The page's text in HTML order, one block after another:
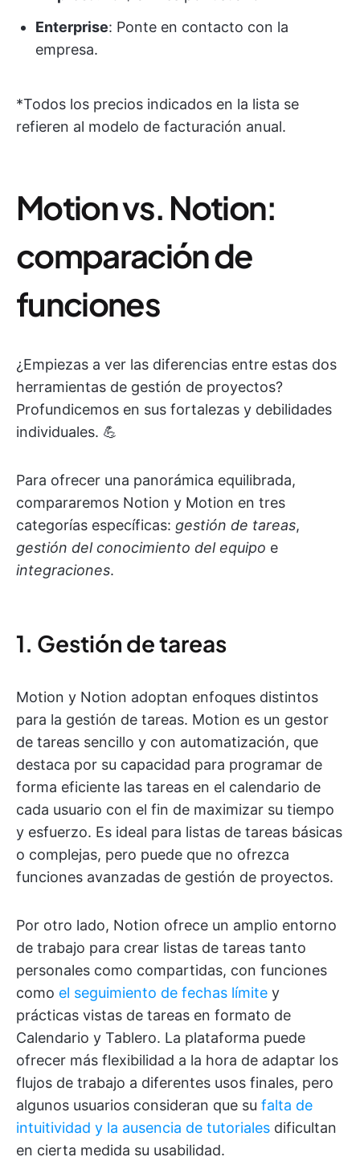
Enterprise: Ponte en contacto con la
empresa.
*Todos los precios indicados en la lista se
refieren al modelo de facturación anual.
Motion vs. Notion:
comparación de
funciones
¿Empiezas a ver las diferencias entre estas dos
herramientas de gestión de proyectos?
Profundicemos en sus fortalezas y debilidades
individuales. 💪
Para ofrecer una panorámica equilibrada,
compararemos Notion y Motion en tres
categorías específicas: gestión de tareas,
gestión del conocimiento del equipo e
integraciones.
1. Gestión de tareas
Motion y Notion adoptan enfoques distintos
para la gestión de tareas. Motion es un gestor
de tareas sencillo y con automatización, que
destaca por su capacidad para programar de
forma eficiente las tareas en el calendario de
cada usuario con el fin de maximizar su tiempo
y esfuerzo. Es ideal para listas de tareas básicas
o complejas, pero puede que no ofrezca
funciones avanzadas de gestión de proyectos.
Por otro lado, Notion ofrece un amplio entorno
de trabajo para crear listas de tareas tanto
personales como compartidas, con funciones
como el seguimiento de fechas límite y
prácticas vistas de tareas en formato de
Calendario y Tablero. La plataforma puede
ofrecer más flexibilidad a la hora de adaptar los
flujos de trabajo a diferentes usos finales, pero
algunos usuarios consideran que su falta de
intuitividad y la ausencia de tutoriales dificultan
en cierta medida su usabilidad.